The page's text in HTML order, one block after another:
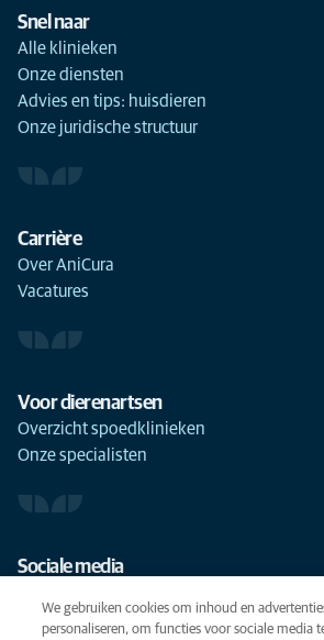
Snel naar
Alle klinieken
Onze diensten
Advies en tips: huisdieren
Onze juridische structuur
Carrière
Over AniCura
Vacatures
Voor dierenartsen
Overzicht spoedklinieken
Onze specialisten
Sociale media
We gebruiken cookies om inhoud en
personaliseren, om functies voor sociale media